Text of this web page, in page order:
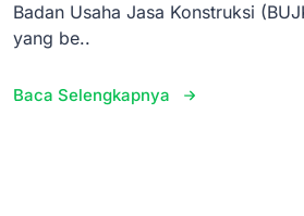
Badan Usaha Jasa Konstruksi
yang be..
Baca Selengkapnya